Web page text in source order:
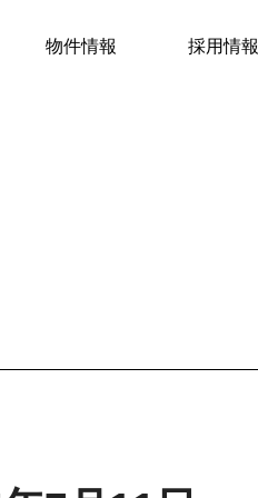
物件情報 採用情報